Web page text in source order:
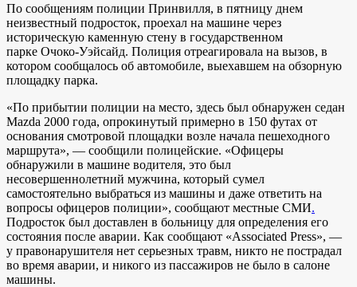
По сообщениям полиции Принвилля, в пятницу днем ​​
неизвестный подросток, проехал на машине через
историческую каменную стену в государственном
парке Очоко-Уэйсайд. Полиция отреагировала на вызов, в
котором сообщалось об автомобиле, выехавшем на обзорную
площадку парка.
«По прибытии полиции на место, здесь был обнаружен седан
Mazda 2000 года, опрокинутый примерно в 150 футах от
основания смотровой площадки возле начала пешеходного
маршрута», — сообщили полицейские. «Офицеры
обнаружили в машине водителя, это был
несовершеннолетний мужчина, который сумел
самостоятельно выбраться из машины и даже ответить на
вопросы офицеров полиции», сообщают местные СМИ.
Подросток был доставлен в больницу для определения его
состояния после аварии. Как сообщают «Associated Press», —
у правонарушителя нет серьезных травм, никто не пострадал
во время аварии, и никого из пассажиров не было в салоне
машины.